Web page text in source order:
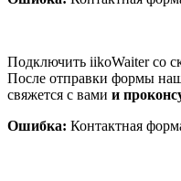
Подключить iikoWaiter со
После отправки формы
свяжется с вами и
Ошибка: Контактная